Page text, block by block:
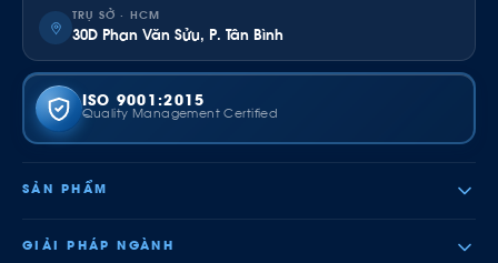
TRỤ SỞ · HCM
30D Phan Văn Sửu, P. Tân Bình
ISO 9001:2015
Quality Management Certified
SẢN PHẨM
GIẢI PHÁP NGÀNH